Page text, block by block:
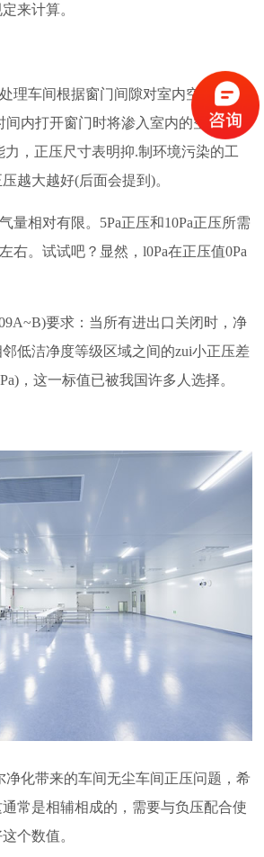
来计算。
车间根据窗门间隙对室内空气质量
内打开窗门时将渗入室内的空气污染
力，正压尺寸表明抑.制环境污染的工
越大越好(后面会提到)。
相对有限。5Pa正压和10Pa正压所需
右。试试吧？显然，l0Pa在正压值0Pa
要求：当所有进出口关闭时，净
低洁净度等级区域之间的zui小正压差
，这一标值已被我国许多人选择。
带来的车间无尘车间正压问题，希
常是相辅相成的，需要与负压配合使
个数值。